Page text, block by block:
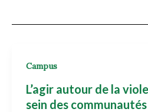
Campus
L’agir autour de la
sein des